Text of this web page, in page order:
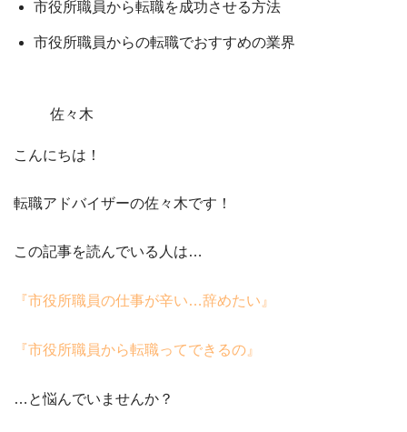
市役所職員から転職を成功させる方法
市役所職員からの転職でおすすめの業界
佐々木
こんにちは！
転職アドバイザーの佐々木です！
この記事を読んでいる人は…
『市役所職員の仕事が辛い…辞めたい』
『市役所職員から転職ってできるの』
…と悩んでいませんか？